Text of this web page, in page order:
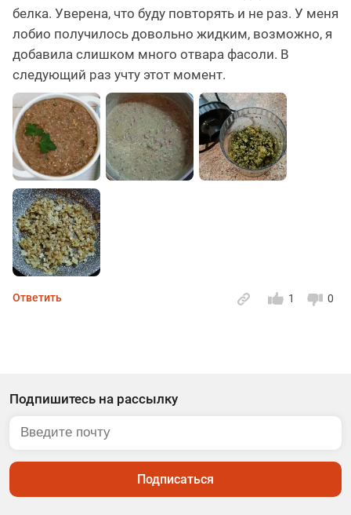
белка. Уверена, что буду повторять и не раз. У меня
лобио получилось довольно жидким, возможно, я
добавила слишком много отвара фасоли. В
следующий раз учту этот момент.
0
1
Ответить
Подпишитесь на рассылку
Подписаться